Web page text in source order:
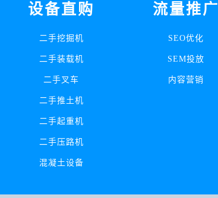
设备直购
二手挖掘机
二手装载机
二手叉车
二手推土机
二手起重机
二手压路机
混凝土设备
流量推广
SEO优化
SEM投放
内容营销